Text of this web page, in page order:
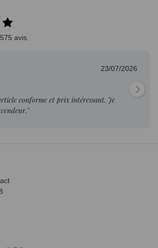
avis.
13/02/2026
est une réussite. Livraison dans les